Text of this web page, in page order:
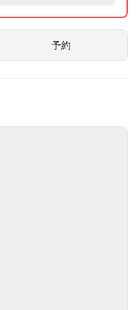
予約